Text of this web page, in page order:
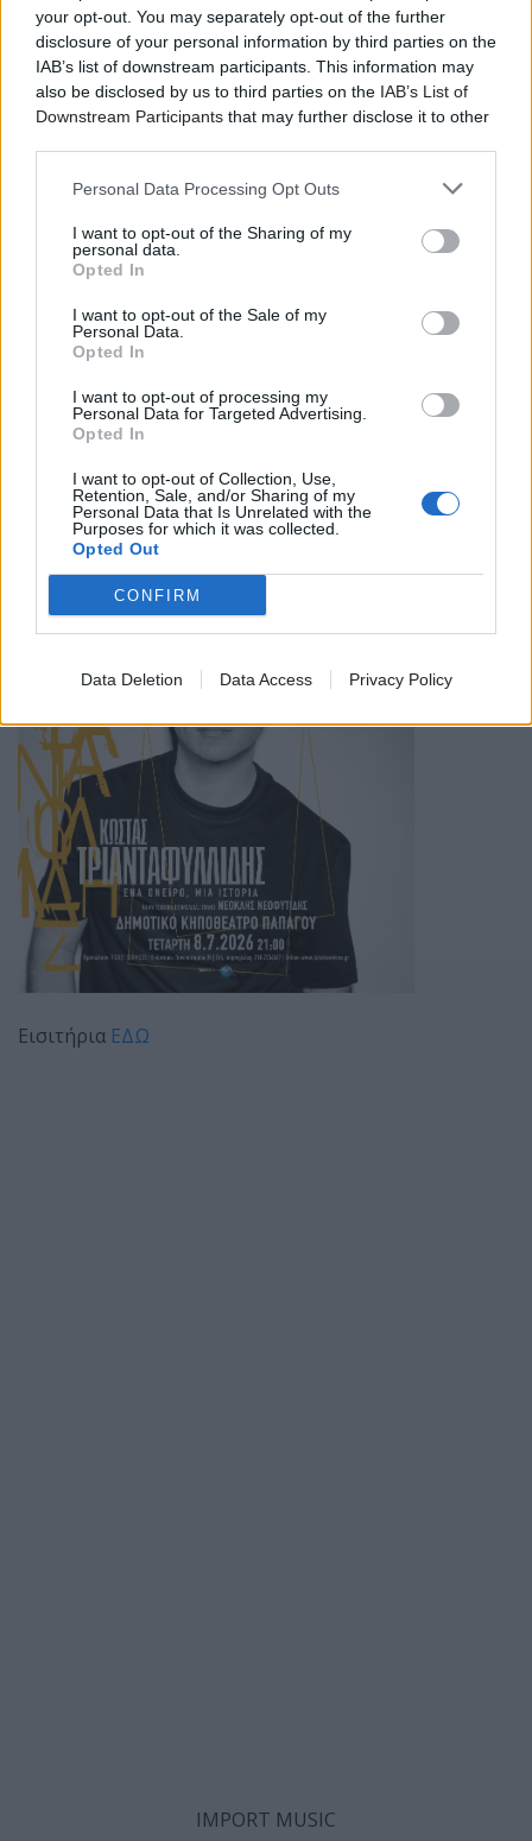
your opt-out. You may separately opt-out of the further
disclosure of your personal information by third parties on the
IAB’s list of downstream participants. This information may
also be disclosed by us to third parties on the IAB’s List of
Downstream Participants that may further disclose it to other
Personal Data Processing Opt Outs
I want to opt-out of the Sharing of my
personal data.
Opted In
I want to opt-out of the Sale of my
Personal Data.
Opted In
I want to opt-out of processing my
Personal Data for Targeted Advertising.
Opted In
I want to opt-out of Collection, Use,
Retention, Sale, and/or Sharing of my
Personal Data that Is Unrelated with the
Purposes for which it was collected.
Opted Out
CONFIRM
Data Deletion Data Access Privacy Policy
Μια απολαυστική παράσταση και μια διαδρομή που θα
θα μας φέρει στην εποχή που ο Κώστας
για την κινηματογραφική ταινίαΕυτυχία
, αλλά και στο
τραγούδι του ίδιου συνθέτη με τίτλο
Ιστορίααπό την
τηλεοπτική σειρά
που σύστησε τον
Τριανταφυλλίδη σε ακόμα μεγαλύτερο κοινό. Δύο
τραγούδια που δίνουν από κοινού και τον τίτλο της
παράστασης και δημιουργούν το κλίμα μέσα στο
γνώση έφτιαξε ο σπουδαίοςΝεοκλής Νεοφυτίδης.
σπουδαίους καλλιτέχνες και αφηνόμαστε στην
δεξιοτεχνία και στο αίσθημα που θα μοιραστούν
ανεπιτήδευτα μαζί μας, κάτω από τον αττικό,
καλοκαιρινό ουρανό, στο Κηποθέατρο Παπάγου.
Εισιτήρια ΕΔΩ
IMPORT MUSIC